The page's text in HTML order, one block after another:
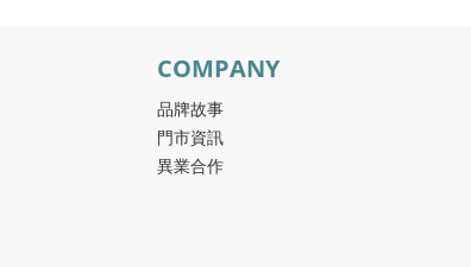
COMPANY
品牌故事
門市資訊
異業合作